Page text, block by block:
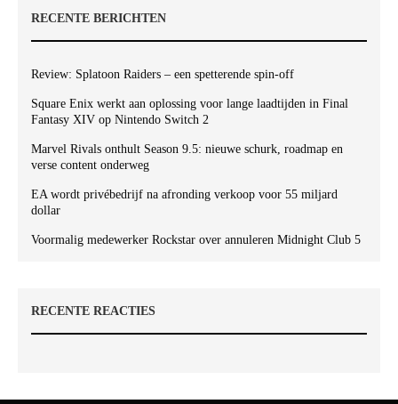
RECENTE BERICHTEN
Review: Splatoon Raiders – een spetterende spin-off
Square Enix werkt aan oplossing voor lange laadtijden in Final
Fantasy XIV op Nintendo Switch 2
Marvel Rivals onthult Season 9.5: nieuwe schurk, roadmap en
verse content onderweg
EA wordt privébedrijf na afronding verkoop voor 55 miljard
dollar
Voormalig medewerker Rockstar over annuleren Midnight Club 5
RECENTE REACTIES